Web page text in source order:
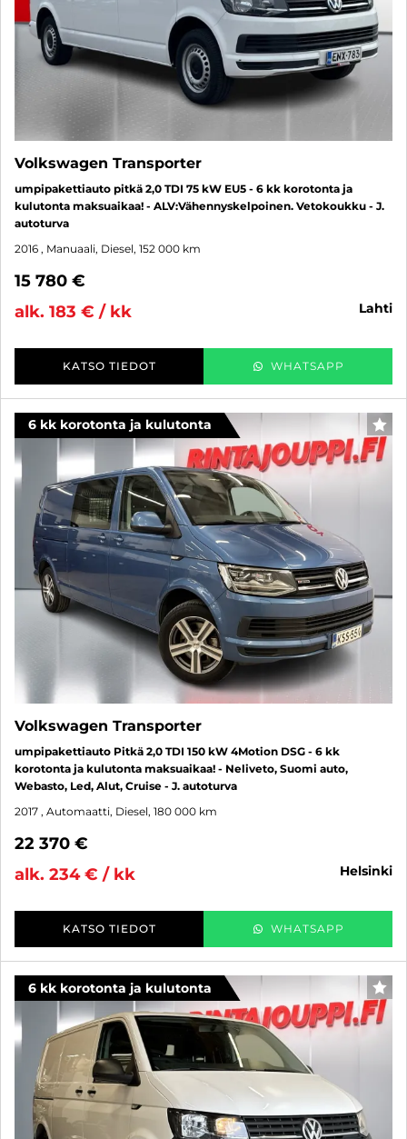
Volkswagen Transporter
umpipakettiauto pitkä 2,0 TDI 75 kW EU5 - 6 kk korotonta ja
kulutonta maksuaikaa! - ALV:Vähennyskelpoinen. Vetokoukku - J.
autoturva
2016 , Manuaali, Diesel, 152 000 km
15 780 €
alk. 183 € / kk
lahti
KATSO TIEDOT WHATSAPP
6 kk korotonta ja kulutonta
Volkswagen Transporter
umpipakettiauto Pitkä 2,0 TDI 150 kW 4Motion DSG - 6 kk
korotonta ja kulutonta maksuaikaa! - Neliveto, Suomi auto,
Webasto, Led, Alut, Cruise - J. autoturva
2017 , Automaatti, Diesel, 180 000 km
22 370 €
alk. 234 € / kk
helsinki
KATSO TIEDOT WHATSAPP
6 kk korotonta ja kulutonta